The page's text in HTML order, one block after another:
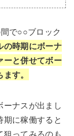
で○○ブロック
の時期にボーナ
ーと併せてボー
す。
ナスが出まし
に稼働すると